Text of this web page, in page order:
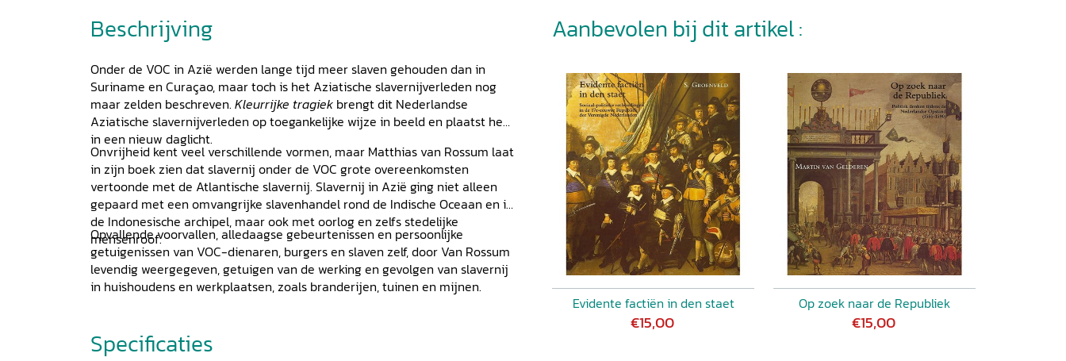
Beschrijving
Onder de VOC in Azië werden lange tijd meer slaven gehouden dan in
Suriname en Curaçao, maar toch is het Aziatische slavernijverleden nog
maar zelden beschreven. Kleurrijke tragiek brengt dit Nederlandse
Aziatische slavernijverleden op toegankelijke wijze in beeld en plaatst het
in een nieuw daglicht.
Onvrijheid kent veel verschillende vormen, maar Matthias van Rossum laat
in zijn boek zien dat slavernij onder de VOC grote overeenkomsten
vertoonde met de Atlantische slavernij. Slavernij in Azië ging niet alleen
gepaard met een omvangrijke slavenhandel rond de Indische Oceaan en in
de Indonesische archipel, maar ook met oorlog en zelfs stedelijke
mensenroof.
Opvallende voorvallen, alledaagse gebeurtenissen en persoonlijke
getuigenissen van VOC-dienaren, burgers en slaven zelf, door Van Rossum
levendig weergegeven, getuigen van de werking en gevolgen van slavernij
in huishoudens en werkplaatsen, zoals branderijen, tuinen en mijnen.
Specificaties
Aanbevolen bij dit artikel :
Evidente factiën in den staet
€15,00
Op zoek naar de Republiek
€15,00